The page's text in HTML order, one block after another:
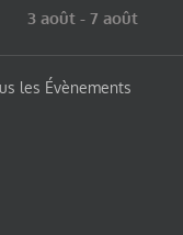
3 août -7 août
les Évènements